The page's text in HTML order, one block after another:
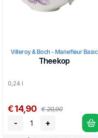
Villeroy & Boch - Mariefleur Basic
Theekop
0,24 l
€ 14,90 € 20,90
- +